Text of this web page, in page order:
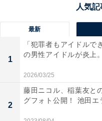
最新
1
「犯罪者もアイドルで
の男性アイドルが炎上
2026/03/25
2
藤田ニコル、稲葉友と
グフォト公開！ 池田